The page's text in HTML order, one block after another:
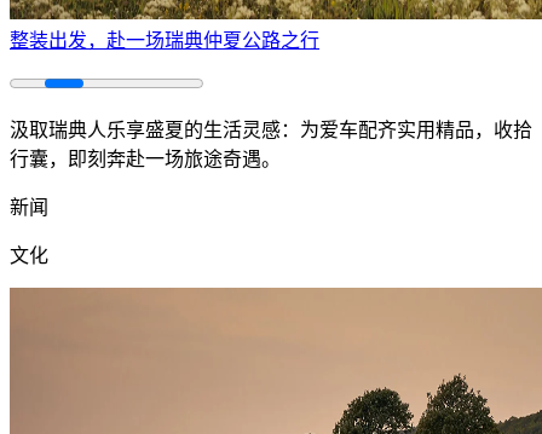
整装出发，赴一场瑞典仲夏公路之行
汲取瑞典人乐享盛夏的生活灵感：为爱车配齐实用精品，收拾
行囊，即刻奔赴一场旅途奇遇。
新闻
文化